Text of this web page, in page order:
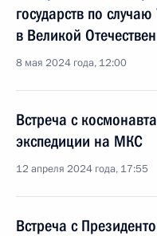
государств по
в Великой
8 мая 2024 года, 12:00
Встреча с
экспедиции на МКС
12 апреля 2024 года, 17:55
Встреча с